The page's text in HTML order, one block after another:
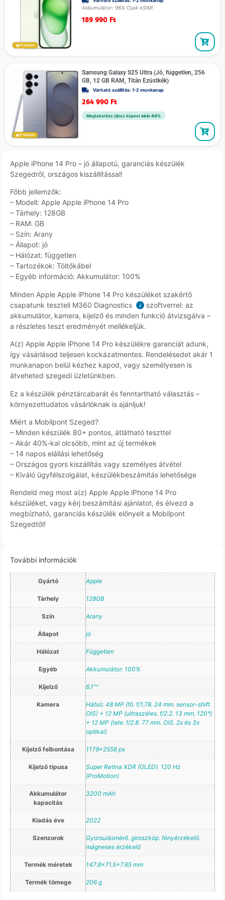
Prémium
Akkumulátor: 96% Csak eSIM!
189 990 Ft
Prémium
Samsung Galaxy S25 Ultra (Jó, független, 256
GB, 12 GB RAM, Titán Ezüstkék)
Várható szállítás: 1-2 munkanap
264 990 Ft
Megtakarítás újhoz képest akár 40%
Apple iPhone 14 Pro – jó állapotú, garanciás készülék
Szegedről, országos kiszállítással!
Főbb jellemzők:
– Modell: Apple Apple iPhone 14 Pro
– Tárhely: 128GB
– RAM: GB
– Szín: Arany
– Állapot: jó
– Hálózat: független
– Tartozékok: Töltőkábel
– Egyéb információ: Akkumulátor: 100%
Minden Apple Apple iPhone 14 Pro készüléket szakértő
csapatunk teszteli M360 Diagnostics
i
szoftverrel: az
akkumulátor, kamera, kijelző és minden funkció átvizsgálva –
a részletes teszt eredményét mellékeljük.
A(z) Apple Apple iPhone 14 Pro készülékre garanciát adunk,
így vásárlásod teljesen kockázatmentes. Rendelésedet akár 1
munkanapon belül kézhez kapod, vagy személyesen is
átveheted szegedi üzletünkben.
Ez a készülék pénztárcabarát és fenntartható választás –
környezettudatos vásárlóknak is ajánljuk!
Miért a Mobilpont Szeged?
– Minden készülék 80+ pontos, átlátható teszttel
– Akár 40%-kal olcsóbb, mint az új termékek
– 14 napos elállási lehetőség
– Országos gyors kiszállítás vagy személyes átvétel
– Kiváló ügyfélszolgálat, készülékbeszámítás lehetősége
Rendeld meg most a(z) Apple Apple iPhone 14 Pro
készüléket, vagy kérj beszámítási ajánlatot, és élvezd a
megbízható, garanciás készülék előnyeit a Mobilpont
Szegedtől!
További információk
Gyártó Apple
Tárhely 128GB
Szín Arany
Állapot jó
Hálózat Független
Egyéb Akkumulátor: 100%
Kijelző 6.1""
Kamera
Hátsó: 48 MP (fő. f/1.78. 24 mm. sensor-shift
OIS) + 12 MP (ultraszéles. f/2.2. 13 mm. 120°)
+ 12 MP (tele. f/2.8. 77 mm. OIS. 2x és 3x
optikai)
Kijelző felbontása 1179×2556 px
Kijelző típusa
Super Retina XDR (OLED). 120 Hz
(ProMotion)
Akkumulátor
kapacitás
3200 mAh
Kiadás éve 2022
Szenzorok
Gyorsulásmérő. giroszkóp. fényérzékelő.
mágneses érzékelő
Termék méretek 147.8×71.5×7.65 mm
Termék tömege 206 g